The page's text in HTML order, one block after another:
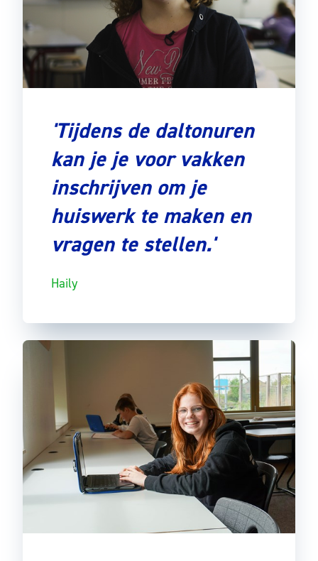
'Tijdens de daltonuren
kan je je voor vakken
inschrijven om je
huiswerk te maken en
vragen te stellen.'
Haily